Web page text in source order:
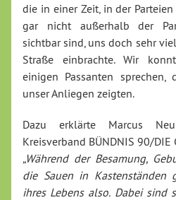
die in einer Zeit, in der
gar nicht außerhalb der
sichtbar sind, uns doch sehr
Straße einbrachte. Wir
einigen Passanten
unser Anliegen zeigten.
Dazu erklärte Marcus
Kreisverband BÜNDNIS 90/DIE
„Während der Besamung,
die Sauen in
ihres Lebens also. Dabei